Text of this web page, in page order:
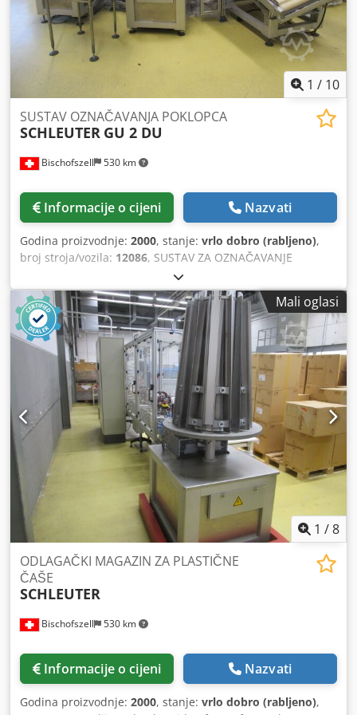
buke: cca. 79 dB (A) Podaci o motoru: 7,5 kW, 2930 o/min,
400/690 V, 50 Hz, IP 55 ISO klasa F, B3, KKL
1 / 10
Bischofszell 530 km
SUSTAV OZNAČAVANJA POKLOPCA
SCHLEUTER GU 2 DU
Informacije o cijeni Nazvati
Godina proizvodnje: 2000, stanje: vrlo dobro (rabljeno),
broj stroja/vozila: 12086, SUSTAV ZA OZNAČAVANJE
POKLOPCA SCHLEUTER GU 2 DU (ROTACIJSKI ROTACIJSKI)
SA STANICOM ZA UMETAK ŽLIČICE RNA SRC-N-630-1R
Učinak: 60 poklopaca u minuti. Koja se sastoji od: -Slagač -
Stanica za umetanje žlice Dsdpsn Awh Ujfx Apcsck -
označivač -Slagač
Mali oglasi
1 /8
Bischofszell 530 km
ODLAGAČKI MAGAZIN ZA PLASTIČNE
ČAŠE
SCHLEUTER
Informacije o cijeni Nazvati
Godina proizvodnje: 2000, stanje: vrlo dobro (rabljeno),